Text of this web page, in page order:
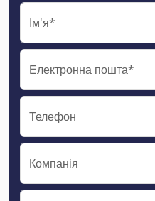
Ім'я*
Електронна пошта*
Телефон
Компанія